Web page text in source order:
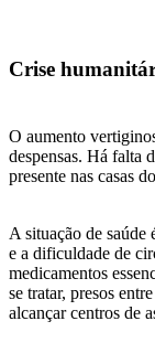
Crise
O aumento
despensas. Há falta
presente nas casas
A situação de saúde
e a dificuldade de
medicamentos
se tratar, presos
alcançar centros de